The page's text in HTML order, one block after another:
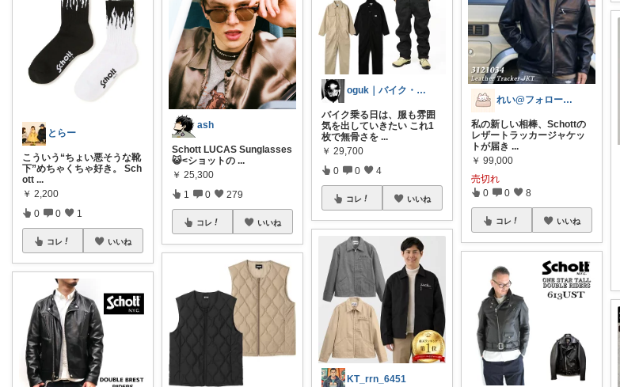
とらー
こういう“ちょい悪そうな靴
下”めちゃくちゃ好き。 Sch
ott ...
￥ 2,200
0 0 1
コレ いいね
ash
Schott LUCAS Sunglasses
😺<ショットの ...
￥ 25,300
1 0 279
コレ いいね
oguk｜バイク・キャンプギア
バイク乗る日は、服も雰囲
気を出していきたい これ1
枚で無骨さを ...
￥ 29,700
0 0 4
コレ いいね
KT_rrn_6451
れい@フォロー＆経由購入感謝です♪
私の新しい相棒、Schottの
レザートラッカージャケッ
トが届き ...
￥ 99,000
売切れ
0 0 8
コレ いいね